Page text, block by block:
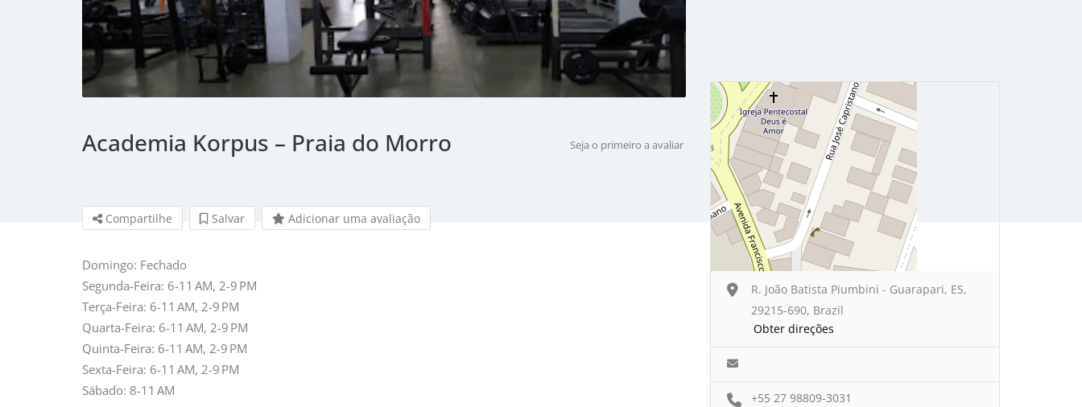
Academia Korpus – Praia do Morro Seja o primeiro a avaliar
Compartilhe Salvar Adicionar uma avaliação
Domingo: Fechado
Segunda-Feira: 6-11 AM, 2-9 PM
Terça-Feira: 6-11 AM, 2-9 PM
Quarta-Feira: 6-11 AM, 2-9 PM
Quinta-Feira: 6-11 AM, 2-9 PM
Sexta-Feira: 6-11 AM, 2-9 PM
Sábado: 8-11 AM
R. João Batista Piumbini - Guarapari, ES,
29215-690, Brazil
Obter direções
+55 27 98809-3031